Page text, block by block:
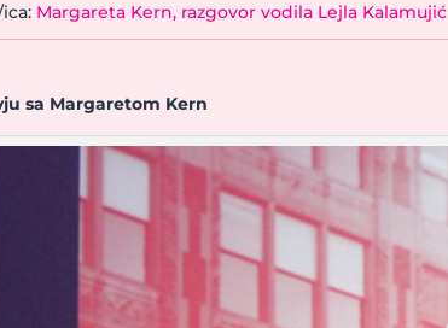
Margareta Kern, razgovor vodila Lejla Kalamujić
sa Margaretom Kern